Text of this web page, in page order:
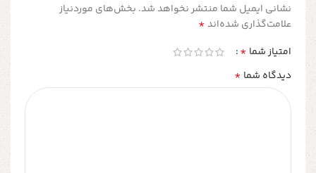
نشانی ایمیل شما منتشر نخواهد شد. بخش‌های موردنیاز
علامت‌گذاری شده‌اند*
امتیاز شما *
دیدگاه شما *